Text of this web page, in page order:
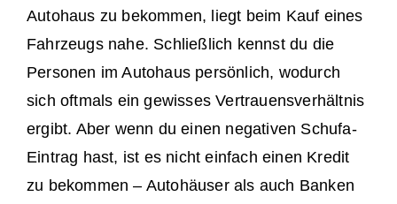
Autohaus zu bekommen, liegt beim Kauf eines
Fahrzeugs nahe. Schließlich kennst du die
Personen im Autohaus persönlich, wodurch
sich oftmals ein gewisses Vertrauensverhältnis
ergibt. Aber wenn du einen negativen Schufa-
Eintrag hast, ist es nicht einfach einen Kredit
zu bekommen – Autohäuser als auch Banken